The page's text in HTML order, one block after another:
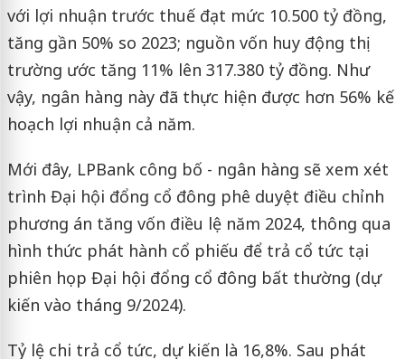
với lợi nhuận trước thuế đạt mức 10.500 tỷ đồng,
tăng gần 50% so 2023; nguồn vốn huy động thị
trường ước tăng 11% lên 317.380 tỷ đồng. Như
vậy, ngân hàng này đã thực hiện được hơn 56% kế
hoạch lợi nhuận cả năm.
Mới đây, LPBank công bố - ngân hàng sẽ xem xét
trình Đại hội đổng cổ đông phê duyệt điều chỉnh
phương án tăng vốn điều lệ năm 2024, thông qua
hình thức phát hành cổ phiếu để trả cổ tức tại
phiên họp Đại hội đổng cổ đông bất thường (dự
kiến vào tháng 9/2024).
Tỷ lệ chi trả cổ tức, dự kiến là 16,8%. Sau phát